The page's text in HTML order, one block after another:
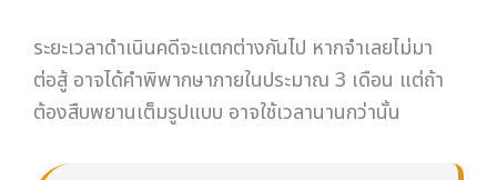
ร่าง) | ตกลงไม่ได้ – ไกล่เกลี่ยผ่านคนกลาง | ทาง
ตันจริง ๆ – ฟ้องศาล ค่าขึ้นศาล 2% + ค่าทนาย